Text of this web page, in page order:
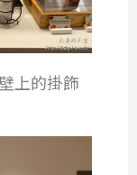
上的掛飾